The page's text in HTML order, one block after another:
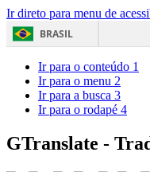
Ir direto para menu de
BRASIL
Ir para o conteúdo 1
Ir para o menu 2
Ir para a busca 3
Ir para o rodapé 4
GTranslate -